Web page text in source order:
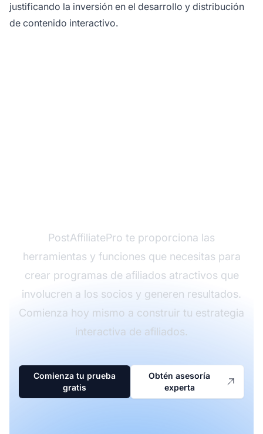
justificando la inversión en el desarrollo y distribución
de contenido interactivo.
PostAffiliatePro te proporciona las
herramientas y funciones que necesitas para
crear programas de afiliados atractivos que
involucren a los socios y generen resultados.
Comienza hoy mismo a construir tu estrategia
interactiva de afiliados.
Comienza tu prueba
gratis
Obtén asesoría
experta